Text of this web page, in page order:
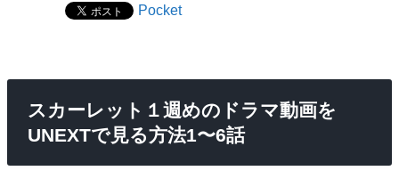
Pocket
スカーレット１週めのドラマ動画を
UNEXTで見る方法1〜6話